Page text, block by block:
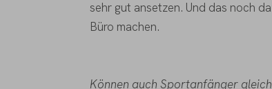
sehr gut ansetzen. Und das noch
Büro machen.
Können auch Sportanfänger